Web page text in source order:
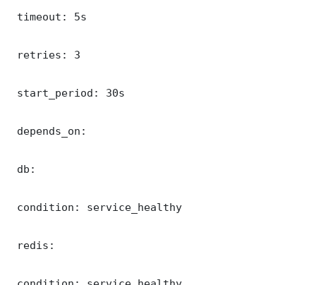
timeout: 5s
retries: 3
start_period: 30s
depends_on:
db:
condition: service_healthy
redis: